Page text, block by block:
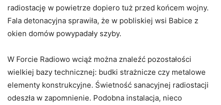
radiostację w powietrze dopiero tuż przed końcem wojny.
Fala detonacyjna sprawiła, że w pobliskiej wsi Babice z
okien domów powypadały szyby.
W Forcie Radiowo wciąż można znaleźć pozostałości
wielkiej bazy technicznej: budki strażnicze czy metalowe
elementy konstrukcyjne. Świetność sanacyjnej radiostacji
odeszła w zapomnienie. Podobna instalacja, nieco